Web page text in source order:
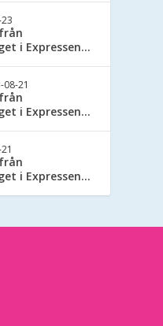
i Expressen…
08-21
i Expressen…
i Expressen…